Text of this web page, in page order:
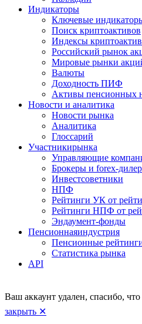
Индикаторы
Ключевые
Поиск криптоактивов
Индексы
Российский рынок
Мировые рынки
Валюты
Доходность ПИФ
Активы пенсионных
Новости и аналитика
Новости рынка
Аналитика
Глоссарий
Участникирынка
Управляющие
Брокеры и forex-
Инвестсоветники
НПФ
Рейтинги УК от
Рейтинги НПФ от
Эндаумент-фонды
Пенсионнаяиндустрия
Пенсионные
Статистика рынка
API
Ваш аккаунт удален, спасибо,
закрыть ✕